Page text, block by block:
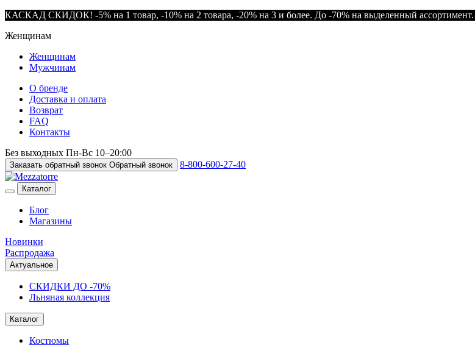
КАСКАД СКИДОК! -5% на 1 товар, -10% на 2 товара, -20% на 3 и более. До -70% на выделенный ассортимент.
Женщинам
Женщинам
Мужчинам
О бренде
Доставка и оплата
Возврат
FAQ
Контакты
Без выходных Пн-Вс 10–20:00
Заказать обратный звонок Обратный звонок 8-800-600-27-40
Каталог
Блог
Магазины
Новинки
Распродажа
Актуальное
СКИДКИ ДО -70%
Льняная коллекция
Каталог
Костюмы